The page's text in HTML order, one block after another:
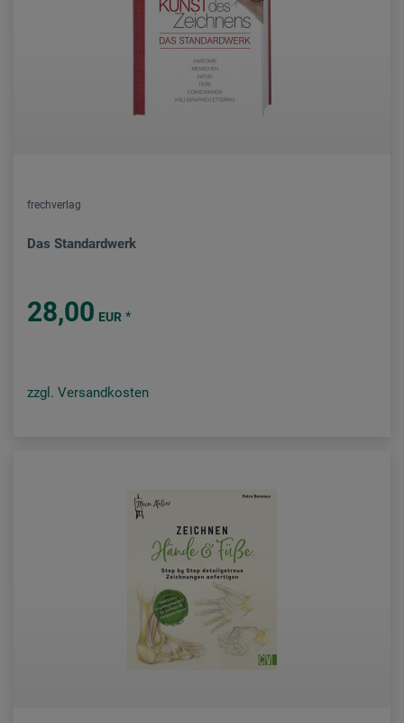
frechverlag
Das Standardwerk
28,00 EUR *
zzgl. Versandkosten